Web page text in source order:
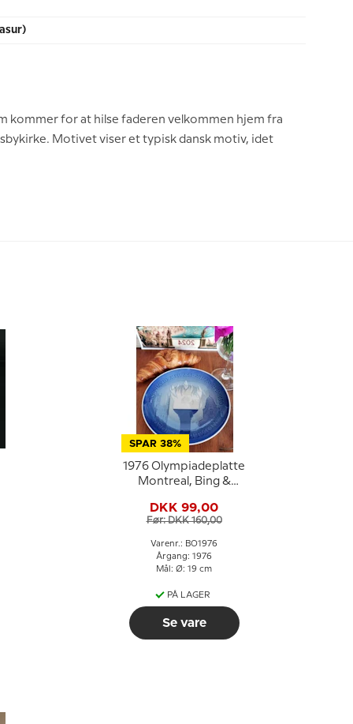
kommer for at hilse faderen velkommen hjem fra
Motivet viser et typisk dansk motiv, idet
SPAR 38%
1976 Olympiadeplatte
Montreal, Bing &
DKK 99,00
Før: DKK 160,00
Varenr.: BO1976
Årgang: 1976
Mål: Ø: 19 cm
PÅ LAGER
Se vare